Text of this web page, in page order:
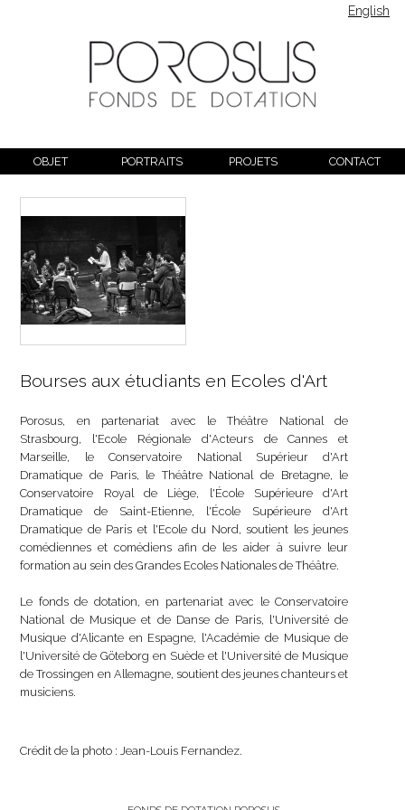
English
OBJET PORTRAITS PROJETS CONTACT
Bourses aux étudiants en Ecoles d'Art
Porosus, en partenariat avec le Théâtre National de
Strasbourg, l'Ecole Régionale d'Acteurs de Cannes et
Marseille, le Conservatoire National Supérieur d'Art
Dramatique de Paris, le Théâtre National de Bretagne, le
Conservatoire Royal de Liège, l'École Supérieure d'Art
Dramatique de Saint-Etienne, l'École Supérieure d'Art
Dramatique de Paris et l'Ecole du Nord, soutient les jeunes
comédiennes et comédiens afin de les aider à suivre leur
formation au sein des Grandes Ecoles Nationales de Théâtre.
Le fonds de dotation, en partenariat avec le Conservatoire
National de Musique et de Danse de Paris, l'Université de
Musique d'Alicante en Espagne, l'Académie de Musique de
l'Université de Göteborg en Suède et l'Université de Musique
de Trossingen en Allemagne, soutient des jeunes chanteurs et
musiciens.
Crédit de la photo : Jean-Louis Fernandez.